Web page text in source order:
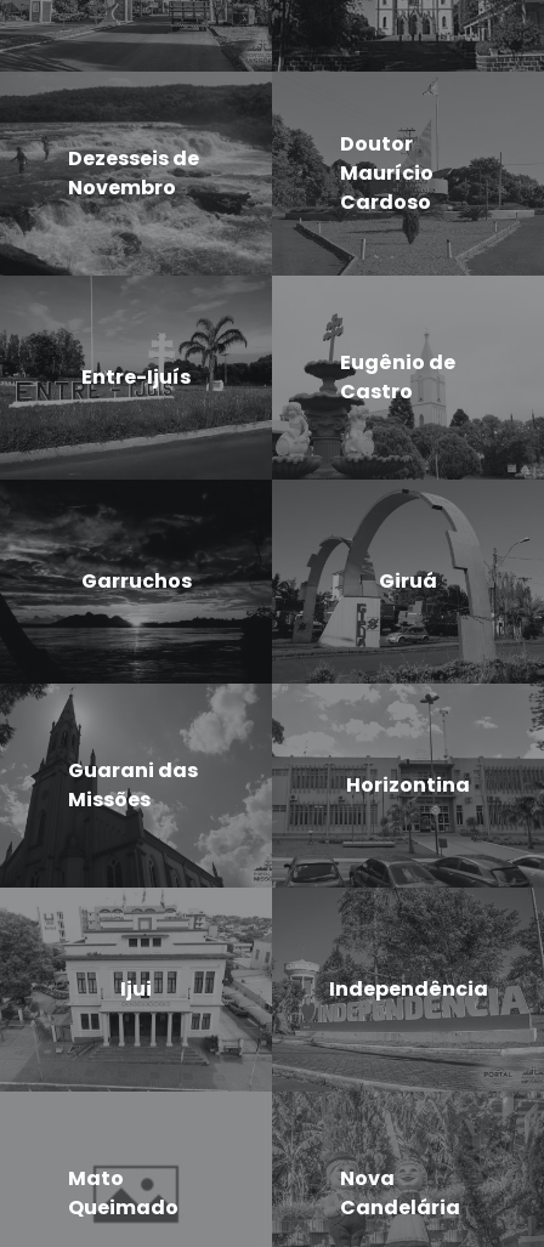
Dezesseis de
Novembro
Doutor
Maurício
Cardoso
Entre-Ijuís
Eugênio de
Castro
Garruchos Giruá
Guarani das
Missões
Horizontina
Ijui Independência
Mato
Queimado
Nova
Candelária